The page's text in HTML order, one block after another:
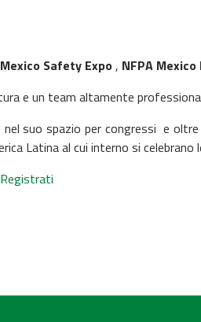
Mexico Safety Expo, NFPA
e un team altamente
nel suo spazio per congressi e
Latina al cui interno si
Registrati